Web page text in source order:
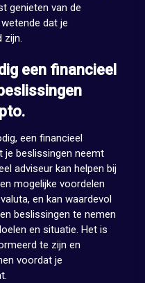
genieten van de
dat je
zijn.
een financieel
een financieel
je beslissingen neemt
adviseur kan helpen bij
mogelijke voordelen
en kan waardevol
beslissingen te nemen
en situatie. Het is
te zijn en
voordat je